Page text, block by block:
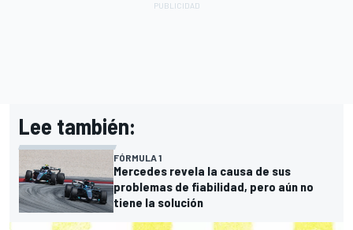
Lee también:
FÓRMULA 1
Mercedes revela la causa de sus
problemas de fiabilidad, pero aún no
tiene la solución